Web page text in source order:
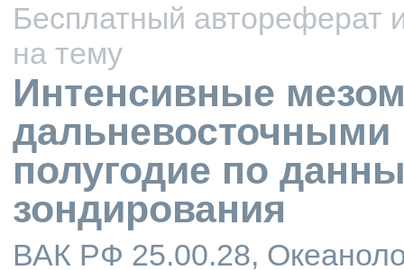
Бесплатный автореферат
на тему
Интенсивные
полугодие по
зондирования
ВАК РФ 25.00.28,